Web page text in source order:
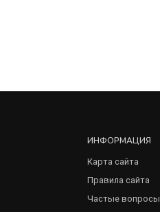
ИНФОРМАЦИЯ
Карта сайта
Правила сайта
Частые вопросы